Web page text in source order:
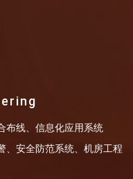
布线、信息化应用系统
、安全防范系统、机房工程